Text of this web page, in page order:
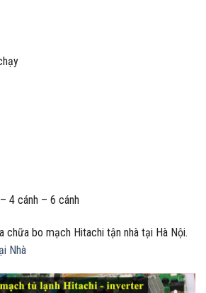
4 cánh – 6 cánh
chữa bo mạch Hitachi tận nhà tại Hà Nội.
Nhà